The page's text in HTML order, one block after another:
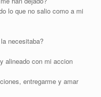
lo que no salio como a mi
necesitaba?
alineado con mi accion
entregarme y amar